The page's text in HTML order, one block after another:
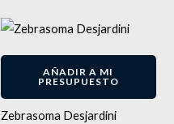
AÑADIR A MI
PRESUPUESTO
Zebrasoma Desjardini